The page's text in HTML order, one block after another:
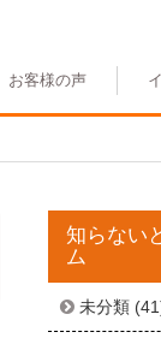
お客様の声
知らない
ム
未分類